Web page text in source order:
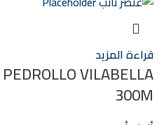
قراءة المزيد
PEDROLLO VILABELLA
300M